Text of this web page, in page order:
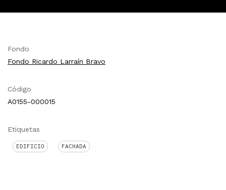
Fondo
Fondo Ricardo Larraín Bravo
Código
A0155-000015
Etiquetas
EDIFICIO FACHADA